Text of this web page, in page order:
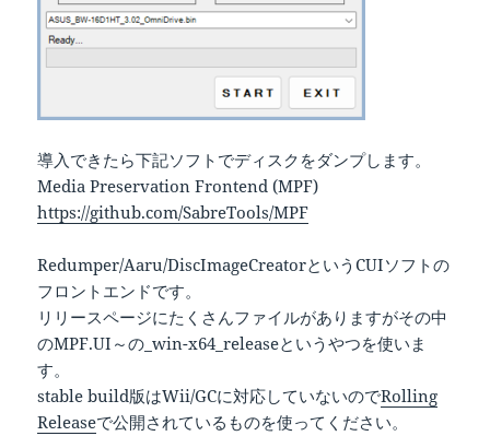
導入できたら下記ソフトでディスクをダンプします。
Media Preservation Frontend (MPF)
https://github.com/SabreTools/MPF
Redumper/Aaru/DiscImageCreatorというCUIソフトの
フロントエンドです。
リリースページにたくさんファイルがありますがその中
のMPF.UI～の_win-x64_releaseというやつを使いま
す。
stable build版はWii/GCに対応していないのでRolling
Releaseで公開されているものを使ってください。